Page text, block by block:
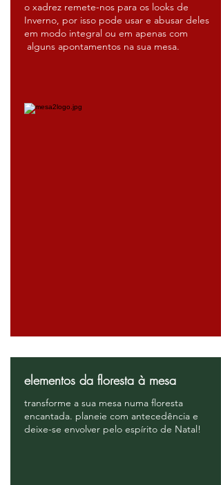
o xadrez remete-nos para os looks de
Inverno, por isso pode usar e abusar deles
em modo integral ou em apenas com
alguns apontamentos na sua mesa.
elementos da floresta à mesa
transforme a sua mesa numa floresta
encantada. planeie com antecedência e
deixe-se envolver pelo espírito de Natal!